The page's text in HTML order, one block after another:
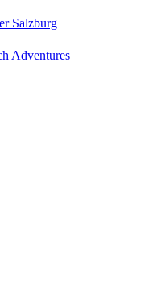
Salzburg
Adventures